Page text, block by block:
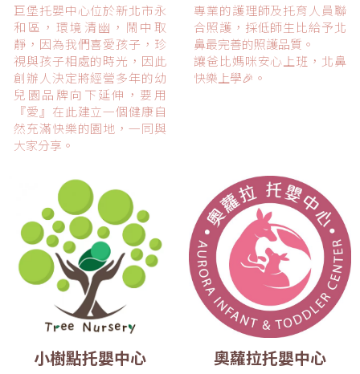
巨堡托嬰中心位於新北市永
和區，環境清幽，鬧中取
靜，因為我們喜愛孩子，珍
視與孩子相處的時光，因此
創辦人決定將經營多年的幼
兒園品牌向下延伸，要用
『愛』在此建立一個健康自
然充滿快樂的園地，一同與
大家分享。
專業的護理師及托育人員聯
合照護，採低師生比給予北
鼻最完善的照護品質。
讓爸比媽咪安心上班，北鼻
快樂上學🎉。
小樹點托嬰中心 奧蘿拉托嬰中心